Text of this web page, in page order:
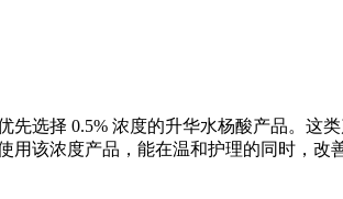
先选择 0.5% 浓度的升华水杨酸产品。这
该浓度产品，能在温和护理的同时，改